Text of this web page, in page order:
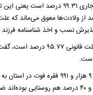
وی تصریح کرد: درصد ثبت ولادت در مهلت قانونی
قانونی ۱۵ روز ثبت می‌شود لذا از این جهت حدود ۰.۶۹ درصد
نسب و اخذ شناسنامه
خندستانی با اشاره به این‌که میانگین
درصد مرد و ۴۵ درصد زن بوده است، از کل متوفیان ۶۰ درصد